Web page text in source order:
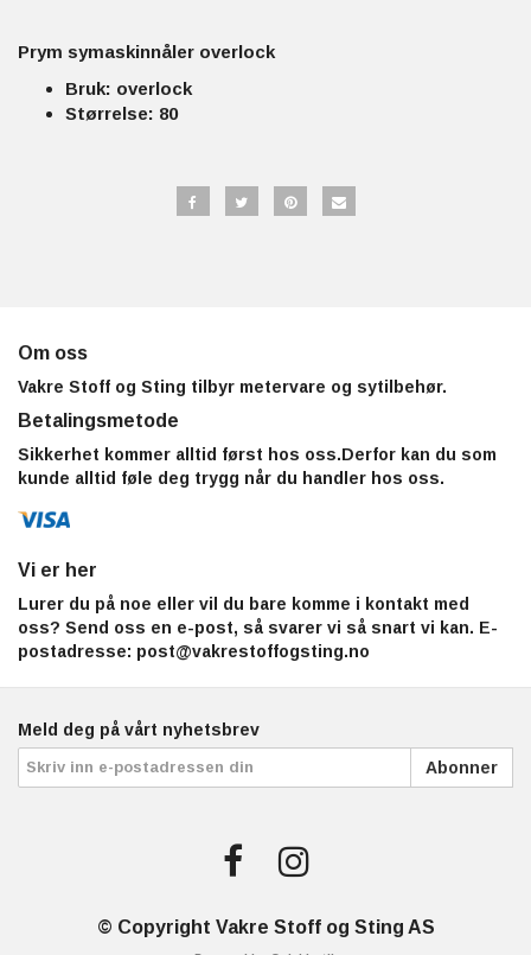
Prym symaskinnåler overlock
Bruk: overlock
Størrelse: 80
Om oss
Vakre Stoff og Sting tilbyr metervare og sytilbehør.
Betalingsmetode
Sikkerhet kommer alltid først hos oss.Derfor kan du som
kunde alltid føle deg trygg når du handler hos oss.
Vi er her
Lurer du på noe eller vil du bare komme i kontakt med
oss? Send oss en e-post, så svarer vi så snart vi kan. E-
postadresse: post@vakrestoffogsting.no
Meld deg på vårt nyhetsbrev
Abonner
© Copyright Vakre Stoff og Sting AS